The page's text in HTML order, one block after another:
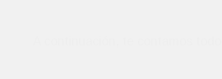
A continuación, te contamos